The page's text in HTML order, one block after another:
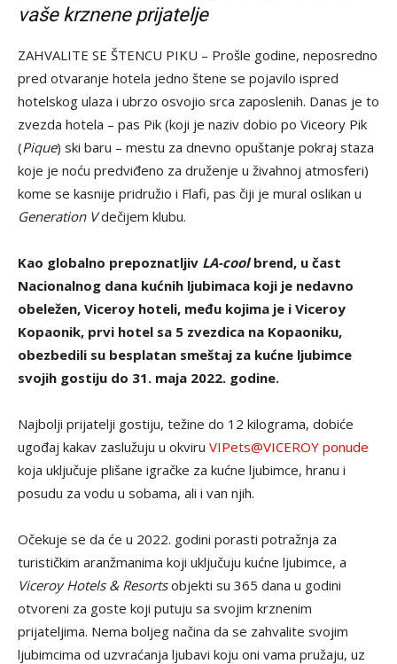
vaše krznene prijatelje
ZAHVALITE SE ŠTENCU PIKU – Prošle godine, neposredno
pred otvaranje hotela jedno štene se pojavilo ispred
hotelskog ulaza i ubrzo osvojio srca zaposlenih. Danas je to
zvezda hotela – pas Pik (koji je naziv dobio po Viceory Pik
(Pique) ski baru – mestu za dnevno opuštanje pokraj staza
koje je noću predviđeno za druženje u živahnoj atmosferi)
kome se kasnije pridružio i Flafi, pas čiji je mural oslikan u
Generation Vdečijem klubu.
Kao globalno prepoznatljiv LA-cool brend, u čast
Nacionalnog dana kućnih ljubimaca koji je nedavno
obeležen, Viceroy hoteli, među kojima je i Viceroy
Kopaonik, prvi hotel sa 5 zvezdica na Kopaoniku,
obezbedili su besplatan smeštaj za kućne ljubimce
svojih gostiju do 31. maja 2022. godine.
Najbolji prijatelji gostiju, težine do 12 kilograma, dobiće
ugođaj kakav zaslužuju u okviru VIPets@VICEROY ponude
koja uključuje plišane igračke za kućne ljubimce, hranu i
posudu za vodu u sobama, ali i van njih.
Očekuje se da će u 2022. godini porasti potražnja za
turističkim aranžmanima koji uključuju kućne ljubimce, a
Viceroy Hotels & Resortsobjekti su 365 dana u godini
otvoreni za goste koji putuju sa svojim krznenim
prijateljima. Nema boljeg načina da se zahvalite svojim
ljubimcima od uzvraćanja ljubavi koju oni vama pružaju, uz